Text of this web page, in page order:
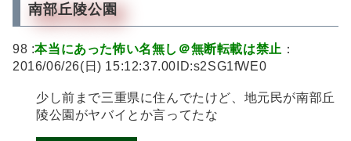
南部丘陵公園
98 :本当にあった怖い名無し＠無断転載は禁止 ：
2016/06/26(日) 15:12:37.00ID:s2SG1fWE0
少し前まで三重県に住んでたけど、地元民が南部丘
陵公園がヤバイとか言ってたな